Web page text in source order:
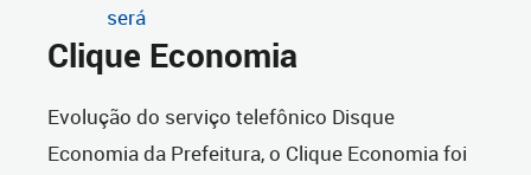
será
Clique Economia
Evolução do serviço telefônico Disque
Economia da Prefeitura, o Clique Economia foi